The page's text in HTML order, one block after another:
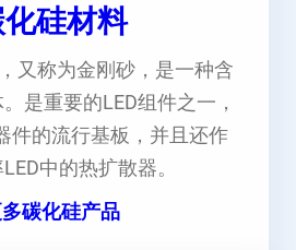
硅材料
又称为金刚砂，是一种含
是重要的LED组件之一，
件的流行基板，并且还作
中的热扩散器。
碳化硅产品